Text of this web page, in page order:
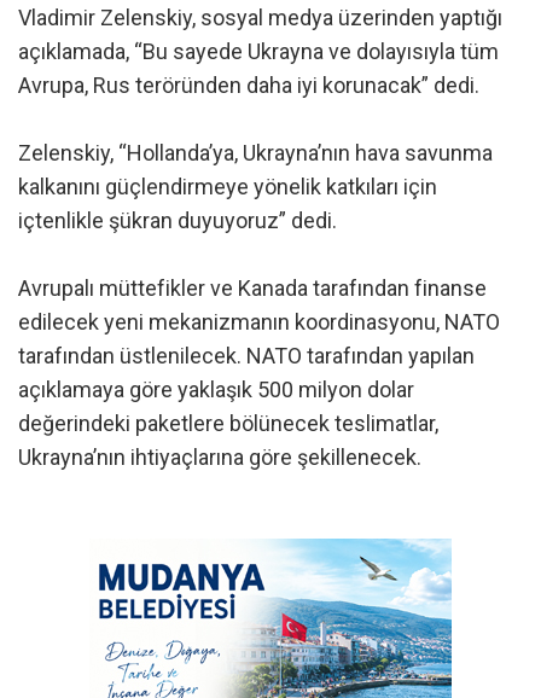
Vladimir Zelenskiy, sosyal medya üzerinden yaptığı
açıklamada, “Bu sayede Ukrayna ve dolayısıyla tüm
Avrupa, Rus teröründen daha iyi korunacak” dedi.
Zelenskiy, “Hollanda’ya, Ukrayna’nın hava savunma
kalkanını güçlendirmeye yönelik katkıları için
içtenlikle şükran duyuyoruz” dedi.
Avrupalı müttefikler ve Kanada tarafından finanse
edilecek yeni mekanizmanın koordinasyonu, NATO
tarafından üstlenilecek. NATO tarafından yapılan
açıklamaya göre yaklaşık 500 milyon dolar
değerindeki paketlere bölünecek teslimatlar,
Ukrayna’nın ihtiyaçlarına göre şekillenecek.